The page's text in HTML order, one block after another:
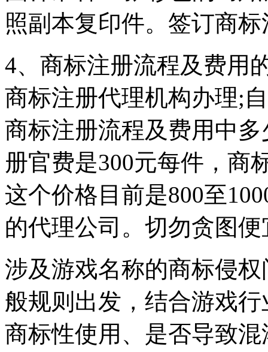
照副本复印件。签订商
4、商标注册流程及费用
商标注册代理机构办理;
商标注册流程及费用中
册官费是300元每件，商
这个价格目前是800至
的代理公司。切勿贪图
涉及游戏名称的商标侵
般规则出发，结合游戏
商标性使用、是否导致